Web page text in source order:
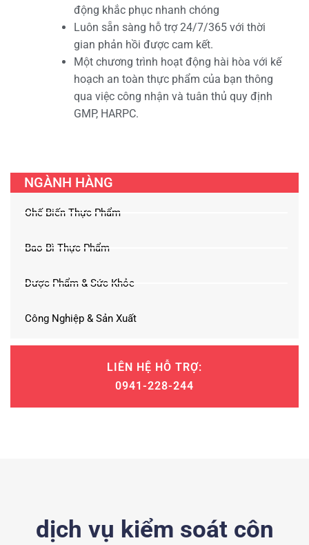
NGÀNH HÀNG
Chế Biến Thực Phẩm
Bao Bì Thực Phẩm
Dược Phẩm & Sức Khỏe
Công Nghiệp & Sản Xuất
LIÊN HỆ HỖ TRỢ:
0941-228-244
động khắc phục nhanh chóng
Luôn sẵn sàng hỗ trợ 24/7/365 với thời
gian phản hồi được cam kết.
Một chương trình hoạt động hài hòa với kế
hoạch an toàn thực phẩm của bạn thông
qua việc công nhận và tuân thủ quy định
GMP, HARPC.
dịch vụ kiểm soát côn